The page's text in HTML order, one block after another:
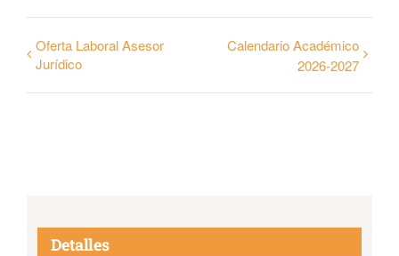
Oferta Laboral Asesor
Jurídico
Calendario Académico
2026-2027
Detalles